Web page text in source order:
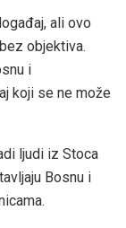
ali ovo
objektiva.
i
koji se ne može
ljudi iz Stoca
Bosnu i